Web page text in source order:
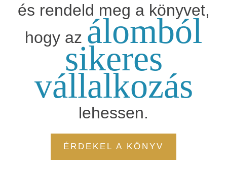
és rendeld meg a könyvet,
hogy az álomból
sikeres
vállalkozás
lehessen.
ÉRDEKEL A KÖNYV